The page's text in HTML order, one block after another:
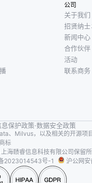
公司
关于我们
招贤纳士
新闻中心
合作伙伴
活动
联系商务
保护政策·数据安全政策
、Milvus，以及相关的开源项
标
海赜睿信息科技有限公司保留所
2023014543号-1 沪公网